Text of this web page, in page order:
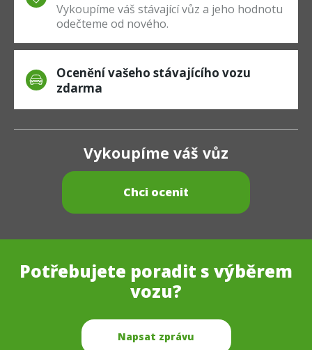
Vykoupíme váš stávající vůz a jeho hodnotu
odečteme od nového.
Ocenění vašeho stávajícího vozu
zdarma
Vykoupíme váš vůz
Chci ocenit
Potřebujete poradit s výběrem
vozu?
Napsat zprávu